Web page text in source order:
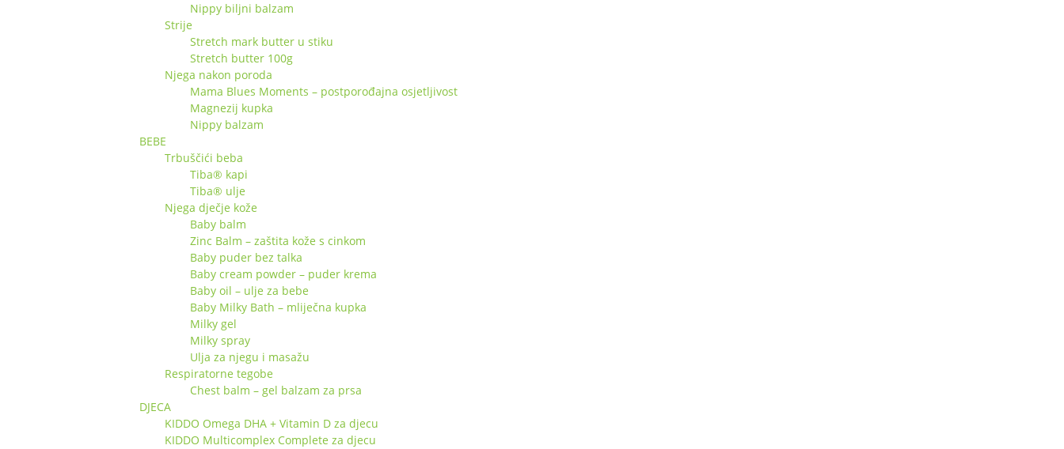
Nippy biljni balzam
Strije
Stretch mark butter u stiku
Stretch butter 100g
Njega nakon poroda
Mama Blues Moments – postporođajna osjetljivost
Magnezij kupka
Nippy balzam
BEBE
Trbuščići beba
Tiba® kapi
Tiba® ulje
Njega dječje kože
Baby balm
Zinc Balm – zaštita kože s cinkom
Baby puder bez talka
Baby cream powder – puder krema
Baby oil – ulje za bebe
Baby Milky Bath – mliječna kupka
Milky gel
Milky spray
Ulja za njegu i masažu
Respiratorne tegobe
Chest balm – gel balzam za prsa
DJECA
KIDDO Omega DHA + Vitamin D za djecu
KIDDO Multicomplex Complete za djecu